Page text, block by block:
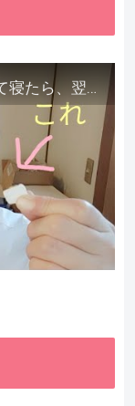
腎臓（腰）に「まるくん」を貼って寝たら、翌朝めちゃ楽でびっくりしました。腎臓叩いても痛くない！【お客様の声を試してみた】